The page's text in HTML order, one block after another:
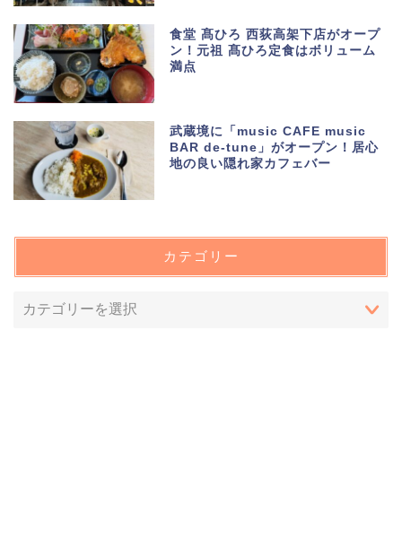
食堂 髙ひろ 西荻高架下店がオープ
ン！元祖 髙ひろ定食はボリューム
満点
武蔵境に「music CAFE music
BAR de-tune」がオープン！居心
地の良い隠れ家カフェバー
カテゴリー